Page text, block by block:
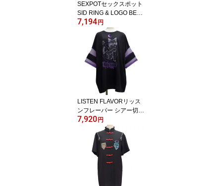
SEXPOTセックスポット
SID RING & LOGO BELT
ワッシャーカットソー[ C
URSE ]SA681161-10103
7,194 円
LISTEN FLAVORリッス
ンフレーバー シアー切替
トップス[ 危険な黒猫 ]LF
7,920 円